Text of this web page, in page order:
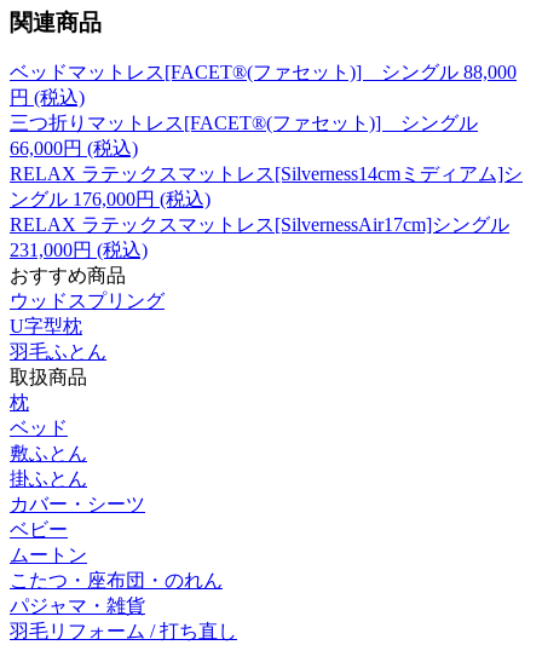
関連商品
ベッドマットレス[FACET®(ファセット)] シングル 88,000
円 (税込)
三つ折りマットレス[FACET®(ファセット)] シングル
66,000円 (税込)
RELAX ラテックスマットレス[Silverness14cmミディアム]シ
ングル 176,000円 (税込)
RELAX ラテックスマットレス[SilvernessAir17cm]シングル
231,000円 (税込)
おすすめ商品
ウッドスプリング
U字型枕
羽毛ふとん
取扱商品
枕
ベッド
敷ふとん
掛ふとん
カバー・シーツ
ベビー
ムートン
こたつ・座布団・のれん
パジャマ・雑貨
羽毛リフォーム / 打ち直し